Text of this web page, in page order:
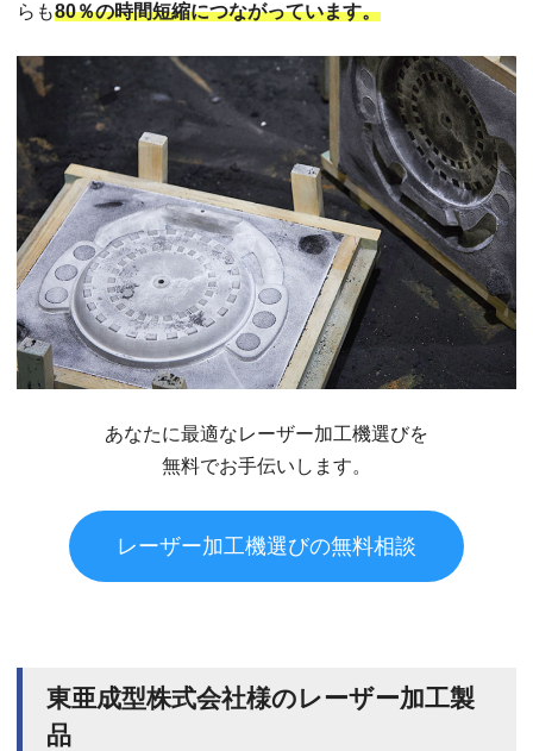
らも80％の時間短縮につながっています。
あなたに最適なレーザー加工機選びを
無料でお手伝いします。
レーザー加工機選びの無料相談
東亜成型株式会社様のレーザー加工製
品